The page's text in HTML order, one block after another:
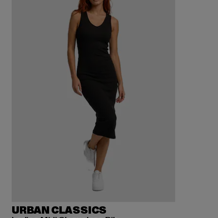
URBAN CLASSICS